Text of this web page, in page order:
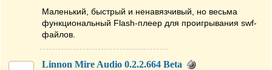
Маленький, быстрый и ненавязчивый, но весьма
функциональный Flash-плеер для проигрывания swf-
файлов.
Linnon Mire Audio 0.2.2.664 Beta